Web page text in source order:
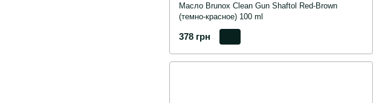
Масло Brunox Clean Gun Shaftol Red-Brown
(темно-красное) 100 ml
378 грн